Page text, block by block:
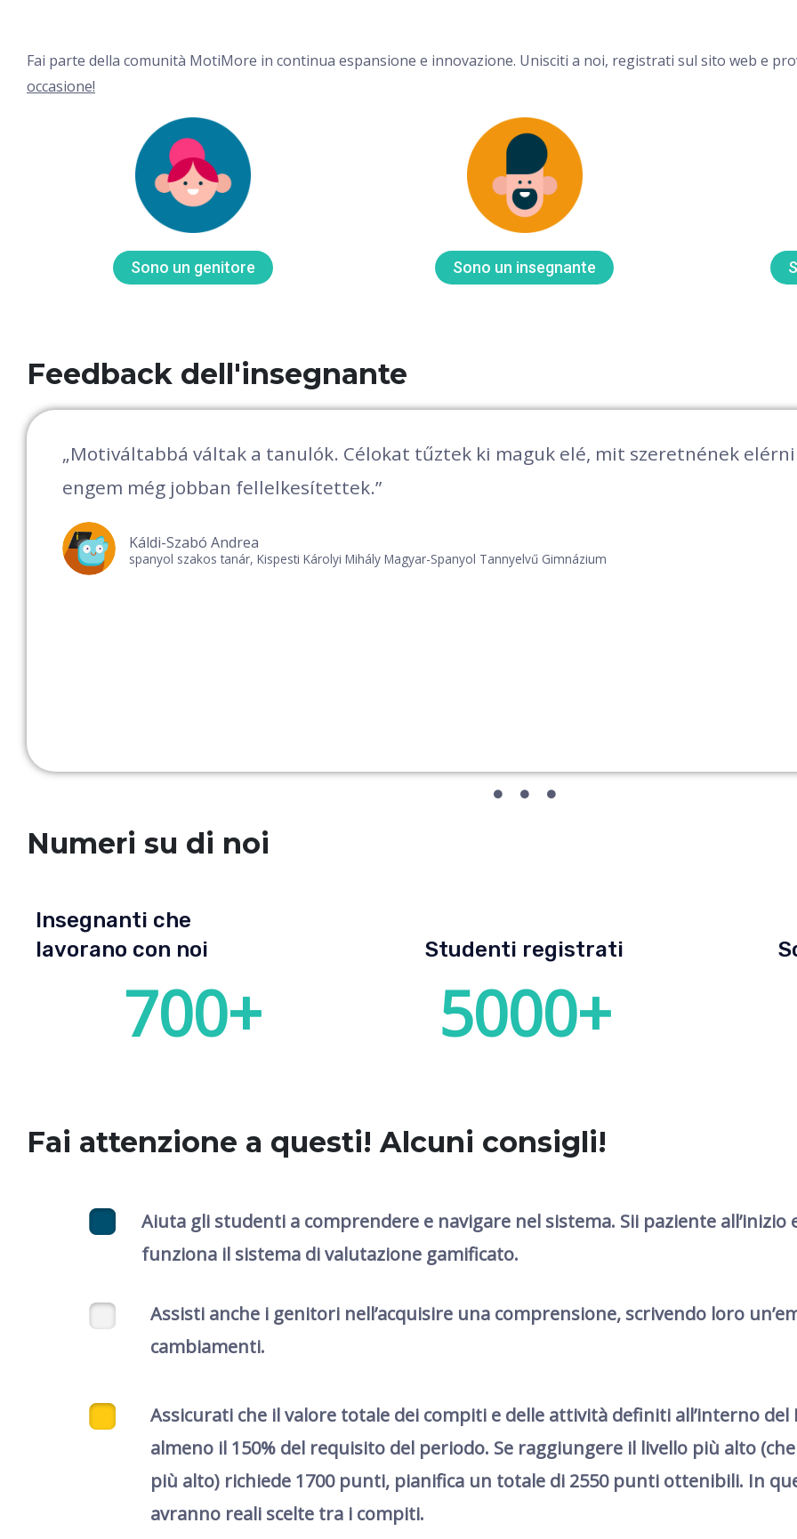
Fai parte della comunità MotiMore in continua espansione e innovazione. Unisciti a noi, registrati sul sito web e
occasione!
Sono un genitore Sono un insegnante
Feedback dell'insegnante
Gyerekbarát, stresszmentes, a pozitívumokra koncentrál, nem a hibákra. A
nem rontja le a jegyet. Nagyobb teret kapnak a kreatív feladatok. A befektetett
igazságosabb.
Numeri su di noi
Insegnanti che
lavorano con noi
700+
Studenti registrati
5000+
Fai attenzione a questi! Alcuni consigli!
Aiuta gli studenti a comprendere e navigare nel sistema. Sii paziente all’inizio
funziona il sistema di valutazione gamificato.
Assisti anche i genitori nell’acquisire una comprensione, scrivendo loro
cambiamenti.
Assicurati che il valore totale dei compiti e delle attività definiti all’interno del
almeno il 150% del requisito del periodo. Se raggiungere il livello più alto
più alto) richiede 1700 punti, pianifica un totale di 2550 punti ottenibili. In
avranno reali scelte tra i compiti.